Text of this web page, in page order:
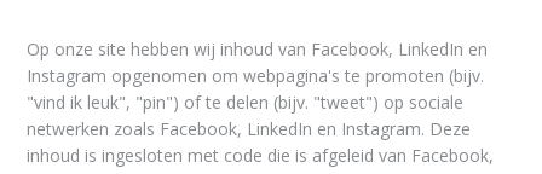
Op onze site hebben wij inhoud van Facebook, LinkedIn en
Instagram opgenomen om webpagina's te promoten (bijv.
"vind ik leuk", "pin") of te delen (bijv. "tweet") op sociale
netwerken zoals Facebook, LinkedIn en Instagram. Deze
inhoud is ingesloten met code die is afgeleid van Facebook,